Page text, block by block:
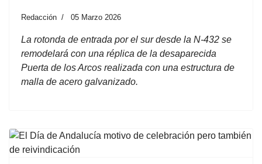
Redacción 05 Marzo 2026
La rotonda de entrada por el sur desde la N-432 se
remodelará con una réplica de la desaparecida
Puerta de los Arcos realizada con una estructura de
malla de acero galvanizado.